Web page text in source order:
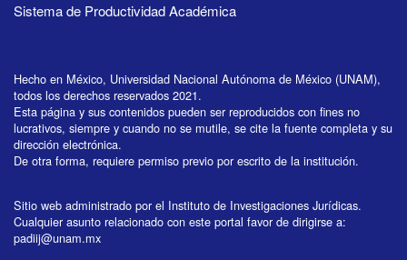
Sistema de Productividad Académica
Hecho en México, Universidad Nacional Autónoma de México (UNAM),
todos los derechos reservados 2021.
Esta página y sus contenidos pueden ser reproducidos con fines no
lucrativos, siempre y cuando no se mutile, se cite la fuente completa y su
dirección electrónica.
De otra forma, requiere permiso previo por escrito de la institución.
Sitio web administrado por el Instituto de Investigaciones Jurídicas.
Cualquier asunto relacionado con este portal favor de dirigirse a:
padiij@unam.mx